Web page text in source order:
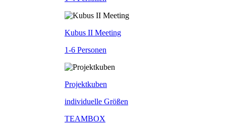
Kubus II Meeting
1-6 Personen
Projektkuben
individuelle Größen
TEAMBOX